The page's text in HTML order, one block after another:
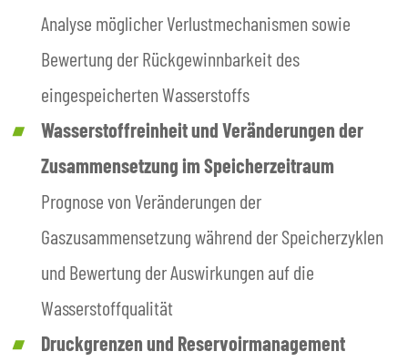
Analyse möglicher Verlustmechanismen sowie
Bewertung der Rückgewinnbarkeit des
eingespeicherten Wasserstoffs
Wasserstoffreinheit und Veränderungen der
Zusammensetzung im Speicherzeitraum
Prognose von Veränderungen der
Gaszusammensetzung während der Speicherzyklen
und Bewertung der Auswirkungen auf die
Wasserstoffqualität
Druckgrenzen und Reservoirmanagement